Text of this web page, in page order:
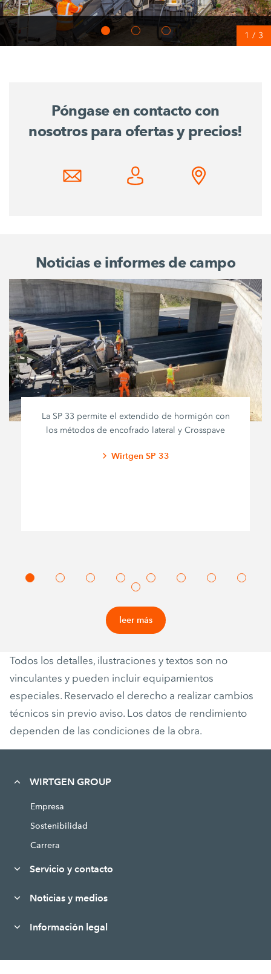
1 / 3
Póngase en contacto con
nosotros para ofertas y precios!
Noticias e informes de campo
La SP 33 permite el extendido de hormigón con
los métodos de encofrado lateral y Crosspave
Wirtgen SP 33
leer más
Todos los detalles, ilustraciones y textos son no
vinculantes y pueden incluir equipamientos
especiales. Reservado el derecho a realizar cambios
técnicos sin previo aviso. Los datos de rendimiento
dependen de las condiciones de la obra.
WIRTGEN GROUP
Empresa
Sostenibilidad
Carrera
Servicio y contacto
Noticias y medios
Información legal